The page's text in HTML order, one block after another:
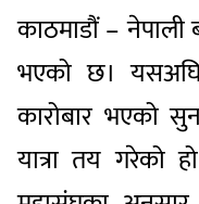
काठमाडौं –
भएको छ।
कारोबार भएको
यात्रा तय गरेको